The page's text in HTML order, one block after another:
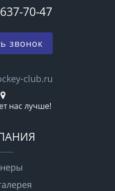
70-47
звонок
club.ru
нас лучше!